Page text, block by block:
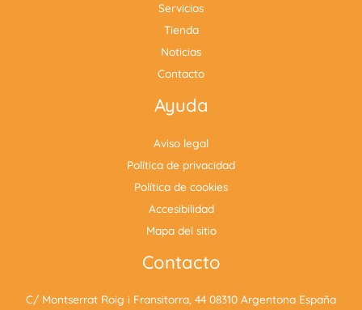
Servicios
Tienda
Noticias
Contacto
Ayuda
Aviso legal
Política de privacidad
Política de cookies
Accesibilidad
Mapa del sitio
Contacto
C/ Montserrat Roig i Fransitorra, 44 08310 Argentona España